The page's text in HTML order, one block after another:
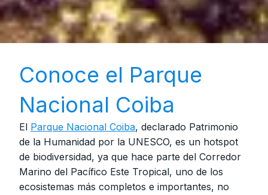
Conoce el Parque
Nacional Coiba
El Parque Nacional Coiba, declarado Patrimonio
de la Humanidad por la UNESCO, es un hotspot
de biodiversidad, ya que hace parte del Corredor
Marino del Pacífico Este Tropical, uno de los
ecosistemas más completos e importantes, no